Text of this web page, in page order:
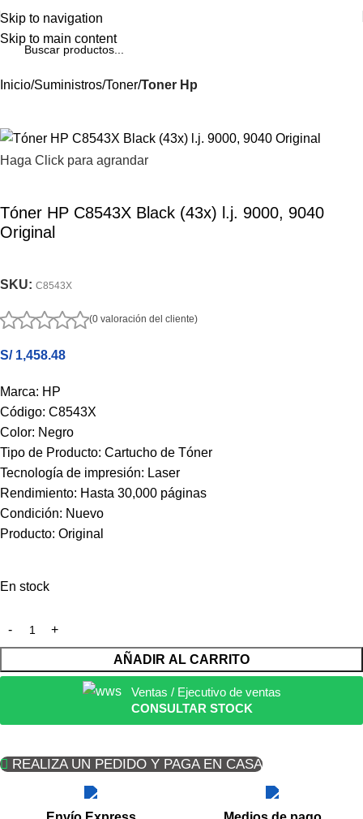
Skip to navigation
Skip to main content
Inicio Suministros Toner Toner Hp
Haga Click para agrandar
Tóner HP C8543X Black (43x) l.j. 9000, 9040
Original
SKU: C8543X
(0 valoración del cliente)
S/1,458.48
Marca: HP
Código: C8543X
Color: Negro
Tipo de Producto: Cartucho de Tóner
Tecnología de impresión: Laser
Rendimiento: Hasta 30,000 páginas
Condición: Nuevo
Producto: Original
En stock
AÑADIR AL CARRITO
Ventas / Ejecutivo de ventas
CONSULTAR STOCK
REALIZA UN PEDIDO Y PAGA EN CASA